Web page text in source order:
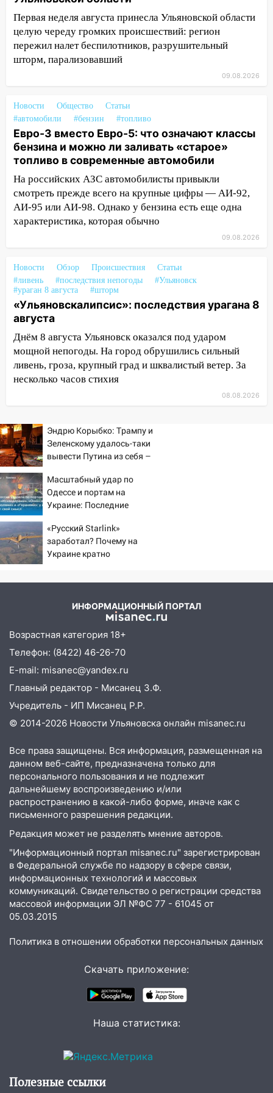
13:47 На Нижней Террасе мощным
ветром вырвало дерево с корнем
13:46 Сильный ветер сорвал крышу с
СТО на проспекте Созидателей
транспорту: в Ульяновске трамвай
сошёл с рельсов
13:22
Упавшие деревья перекрыли
дороги в Ульяновске: фото
13:17 Непогода в Ульяновске не
закончится сегодня: сильные ливни
сохранятся 9 августа
13:15 Трижды «брал в долг» без спроса:
житель Вешкаймского района похитил у
13:14
Ураган оторвал светофор на
проспекте Филатова в Ульяновске
13:12 Дерево пробило крышу дома на
Новгородской в Ульяновске и рухнуло
на электрощит
13:10 В Заволжском районе дерево
упало во дворе
Ураган ударил по Ульяновску:
затопленные улицы и остановившиеся
трамваи
12:17
Ульяновск накрыл крупный град:
после ливня город снова уходит под
воду
12:12
Прокуратура взяла на контроль
ДТП с шестилетним ребёнком на улице
Федерации
12:01
Пьяная женщина сбила
Федерации: возбуждено уголовное дело
В Ульяновске ищут 37-летнего
мужчину, пропавшего ещё 19 июля
10:30 От мотофристайла до прогулки с
хаски: куда сходить в Ульяновской
области 8–9 августа
10:11 Директора ульяновской
«Нефтяной топливной компании» будут
судить за неуплату 48,4 млн рублей
налогов
09:28 Дети на дорогах: пострадали
велосипедисты, мотоциклисты и
пешеходы. Обзор крупных аварий в
Ульяновской области
08:30 Поджог со свечой, 16 сгоревших
домов и выстрел за водку
07:50 Какая погоды будет днем 8
августа
06:45 Императорский мост в
Ульяновске останется закрытым до
утра 10 августа
05:18
Судьба готовит сюрприз: гороскоп
на 8 августа — кому повезет с
деньгами, а кого ждет неожиданная
В Ульяновской области объявили
Ульяновские аграрии смогут
купить тракторы с отсрочкой платежа
до декабря
Первая неделя августа принесла Ульяновской области
целую череду громких происшествий: регион
пережил налет беспилотников, разрушительный
шторм, парализовавший
09.08.2026
Новости Общество
Статьи
#автомобили
#бензин #топливо
Евро-3 вместо Евро-5: что означают классы
бензина и можно ли заливать «старое»
топливо в современные автомобили
На российских АЗС автомобилисты привыкли
смотреть прежде всего на крупные цифры — АИ-92,
АИ-95 или АИ-98. Однако у бензина есть еще одна
характеристика, которая обычно
09.08.2026
Новости Обзор Происшествия
Статьи
#ливень
#последствия непогоды
#Ульяновск
#ураган 8 августа
#шторм
«Ульяновскалипсис»: последствия урагана 8
августа
Днём 8 августа Ульяновск оказался под ударом
мощной непогоды. На город обрушились сильный
ливень, гроза, крупный град и шквалистый ветер. За
несколько часов стихия
08.08.2026
Эндрю Корыбко: Трампу и
Зеленскому удалось-таки
вывести Путина из себя –
Масштабный удар по
Одессе и портам на
Украине: Последние
ударах России 9 августа
2026 года
«Русский Starlink»
заработал? Почему на
Украине кратно
ИНФОРМАЦИОННЫЙ ПОРТАЛ
Возрастная категория 18+
Телефон: (8422) 46-26-70
E-mail: misanec@yandex.ru
Главный редактор - Мисанец З.Ф.
Учредитель - ИП Мисанец Р.Р.
© 2014-2026 Новости Ульяновска онлайн misanec.ru
Все права защищены. Вся информация, размещенная на
данном веб-сайте, предназначена только для
персонального пользования и не подлежит
дальнейшему воспроизведению и/или
распространению в какой-либо форме, иначе как с
письменного разрешения редакции.
Редакция может не разделять мнение авторов.
"Информационный портал misanec.ru" зарегистрирован
в Федеральной службе по надзору в сфере связи,
информационных технологий и массовых
коммуникаций. Свидетельство о регистрации средства
массовой информации ЭЛ №ФС 77 - 61045 от
05.03.2015
Политика в отношении обработки персональных данных
Скачать приложение:
Наша статистика:
Полезные ссылки